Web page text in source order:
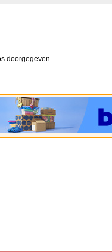
doorgegeven.